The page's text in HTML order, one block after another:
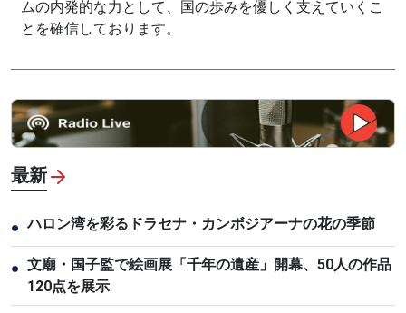
ムの内発的な力として、国の歩みを優しく支えていくこ
とを確信しております。
最新
● ハロン湾を彩るドラセナ・カンボジアーナの花の季節
● 文廟・国子監で絵画展「千年の遺産」開幕、50人の作品
120点を展示